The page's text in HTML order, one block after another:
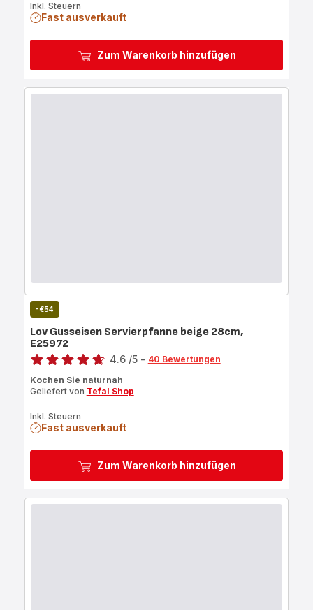
Zum Warenkorb hinzufügen
Inkl. Steuern
Fast ausverkauft
Zum Warenkorb hinzufügen
-€54
Lov Gusseisen Servierpfanne beige 28cm,
E25972
Bewertung
4.6 /5 - 40 Bewertungen
Kochen Sie naturnah
Geliefert von Tefal Shop
Inkl. Steuern
Fast ausverkauft